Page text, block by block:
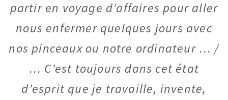
partir en voyage d’affaires pour aller
nous enfermer quelques jours avec
nos pinceaux ou notre ordinateur … /
… C’est toujours dans cet état
d’esprit que je travaille, invente,